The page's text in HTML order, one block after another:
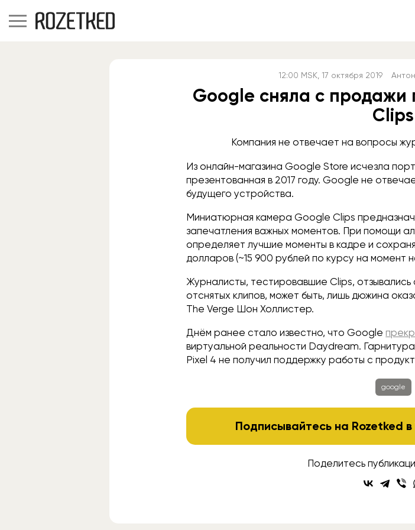
12:00 MSK, 17 октября 2019
Google сняла с продажи
Clips
Компания не отвечает на вопросы
Из онлайн-магазина Google Store исчезла
презентованная в 2017 году. Google не
будущего устройства.
Миниатюрная камера Google Clips
запечатления важных моментов. При помощи
определяет лучшие моменты в кадре и
долларов (~15 900 рублей по курсу на момент
Журналисты, тестировавшие Clips,
отснятых клипов, может быть, лишь дюжина
The Verge Шон Холлистер.
Днём ранее стало известно, что Google
виртуальной реальности Daydream.
Pixel 4 не получил поддержку работы с
google
Подписывайтесь на Rozetked в
Поделитесь